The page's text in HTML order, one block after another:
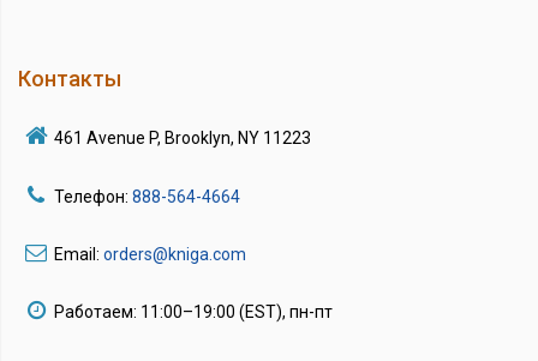
Контакты
461 Avenue P, Brooklyn, NY 11223
Телефон: 888-564-4664
Email: orders@kniga.com
Работаем: 11:00–19:00 (EST), пн-пт